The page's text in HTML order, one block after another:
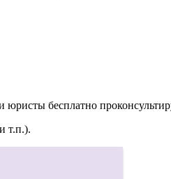
бесплатно
т.п.).